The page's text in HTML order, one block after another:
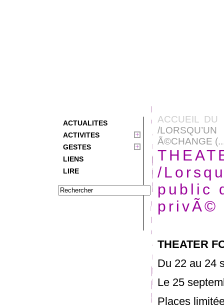
ACTUALITES
ACTIVITES
GESTES
LIENS
LIRE
ACCUEIL DU
/
Ã©CHANGE
/
public
privÃ©
THEATER
Du 22 au 24
Le 25
Places